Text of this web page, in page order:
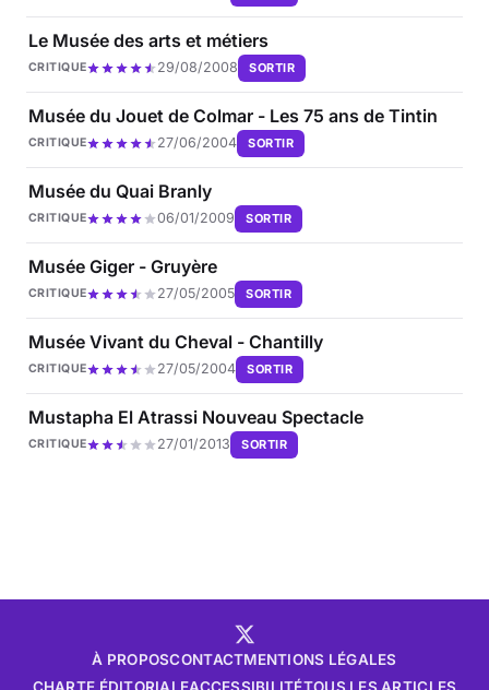
Le Musée des arts et métiers
CRITIQUE 29/08/2008 SORTIR
Musée du Jouet de Colmar - Les 75 ans de Tintin
CRITIQUE 27/06/2004 SORTIR
Musée du Quai Branly
CRITIQUE 06/01/2009 SORTIR
Musée Giger - Gruyère
CRITIQUE 27/05/2005 SORTIR
Musée Vivant du Cheval - Chantilly
CRITIQUE 27/05/2004 SORTIR
Mustapha El Atrassi Nouveau Spectacle
CRITIQUE 27/01/2013 SORTIR
À PROPOSCONTACTMENTIONS LÉGALES